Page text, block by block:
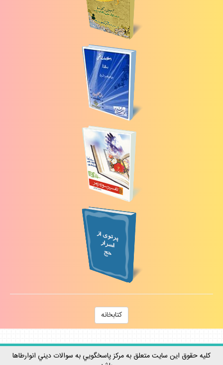
كتابخانه
كليه حقوق اين سايت متعلق به مركز پاسخگويي به سوالات ديني انوارطاها